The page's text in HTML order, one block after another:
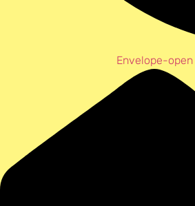
Envelope-open